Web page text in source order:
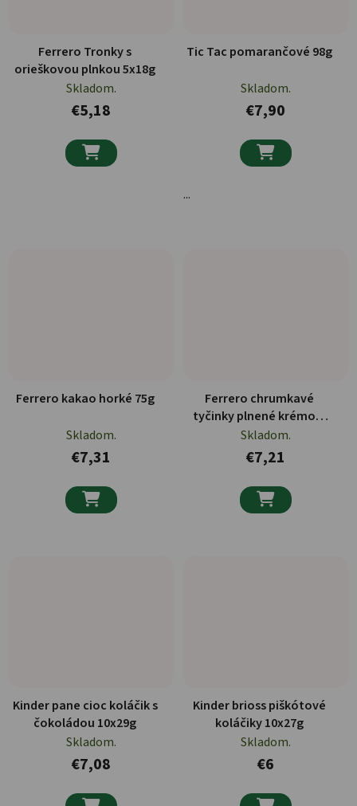
Ferrero Tronky s
orieškovou plnkou 5x18g
Skladom.
€5,18

Tic Tac pomarančové 98g
Skladom.
€7,90

...
Ferrero kakao horké 75g
Skladom.
€7,31

Ferrero chrumkavé
tyčinky plnené krémom
Nutella 220g
Skladom.
€7,21

Kinder pane cioc koláčik s
čokoládou 10x29g
Skladom.
€7,08
Kinder brioss piškótové
koláčiky 10x27g
Skladom.
€6